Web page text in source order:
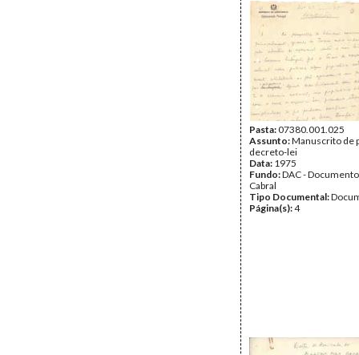
Pasta:07380.001.025
Assunto:Manuscrito de
decreto-lei
Data: 1975
Fundo:DAC -
Cabral
Tipo Documental:
Página(s):4